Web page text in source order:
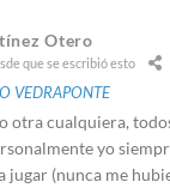
Otero
que se escribió esto
VEDRAPONTE
otra cualquiera,
yo
jugar (nunca me